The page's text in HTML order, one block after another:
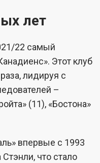
лет
22 самый
Этот клуб
лидируя с
–
(11), «Бостона»
впервые с 1993
что стало